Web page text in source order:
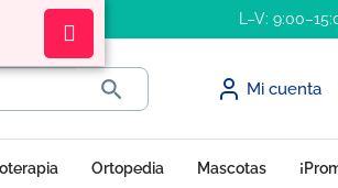
L–V:
 Mi cuenta
Ortopedia Mascotas